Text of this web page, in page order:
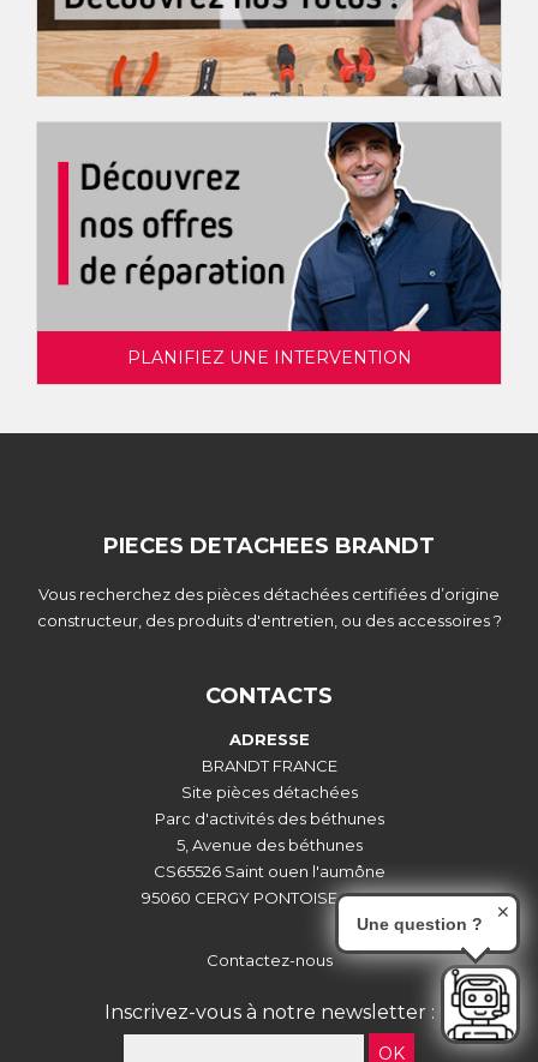
PLANIFIEZ UNE INTERVENTION
PIECES DETACHEES BRANDT
Vous recherchez des pièces détachées certifiées d’origine
constructeur, des produits d'entretien, ou des accessoires ?
CONTACTS
ADRESSE
BRANDT FRANCE
Site pièces détachées
Parc d'activités des béthunes
5, Avenue des béthunes
CS65526 Saint ouen l'aumône
95060 CERGY PONTOISE CEDEX
Contactez-nous
Inscrivez-vous à notre newsletter :
OK
Une question ?
✕